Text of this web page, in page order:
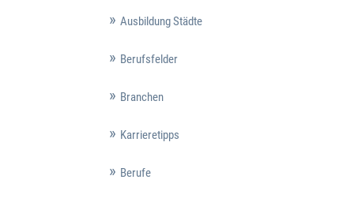
Ausbildung Städte
Berufsfelder
Branchen
Karrieretipps
Berufe